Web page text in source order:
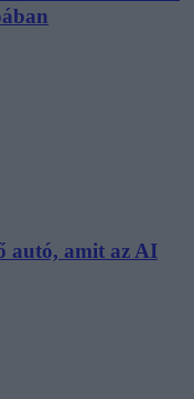
autó, amit az AI